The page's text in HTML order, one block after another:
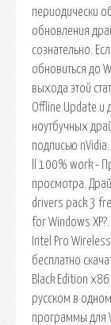
периодически
обновления
сознательно.
обновиться до
выхода этой
Offline Update и
ноутбучных
подписью
ll 100% work -
просмотра.
drivers pack 3
for Windows
Intel Pro
бесплатно
Black Edition x86
русском в
программы для